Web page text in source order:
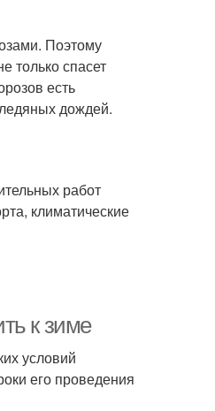
Поэтому
только спасет
есть
дождей.
работ
климатические
к зиме
условий
его проведения